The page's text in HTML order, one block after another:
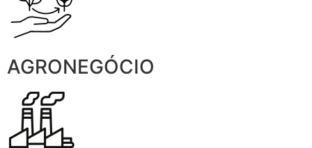
AGRONEGÓCIO